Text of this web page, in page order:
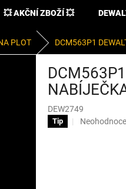
💥 AKČNÍ ZBOŽÍ 💥
PLOT DCM563P1
DEW2749
Tip
Průměrné